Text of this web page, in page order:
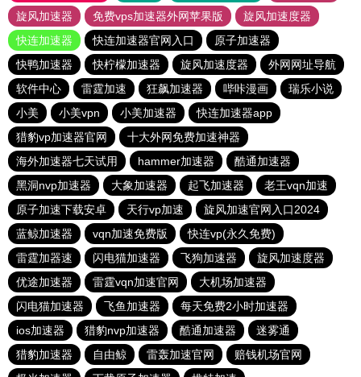
旋风加速器
免费vps加速器外网苹果版
旋风加速度器
快连加速器
快连加速器官网入口
原子加速器
快鸭加速器
快柠檬加速器 旋风加速度器
外网网址导航
软件中心
雷霆加速 狂飙加速器 哔咔漫画
瑞乐小说
小美
小美vpn 小美加速器
快连加速器app
猎豹vp加速器官网
十大外网免费加速神器
海外加速器七天试用
hammer加速器
酷通加速器
黑洞nvp加速器
大象加速器 起飞加速器
老王vqn加速
原子加速下载安卓
天行vp加速
旋风加速官网入口2024
蓝鲸加速器
vqn加速免费版
快连vp(永久免费)
雷霆加器速
闪电猫加速器 飞狗加速器
旋风加速度器
优途加速器
雷霆vqn加速官网
大机场加速器
闪电猫加速器
飞鱼加速器
每天免费2小时加速器
ios加速器
猎豹nvp加速器 酷通加速器
迷雾通
猎豹加速器
自由鲸 雷轰加速官网
赔钱机场官网